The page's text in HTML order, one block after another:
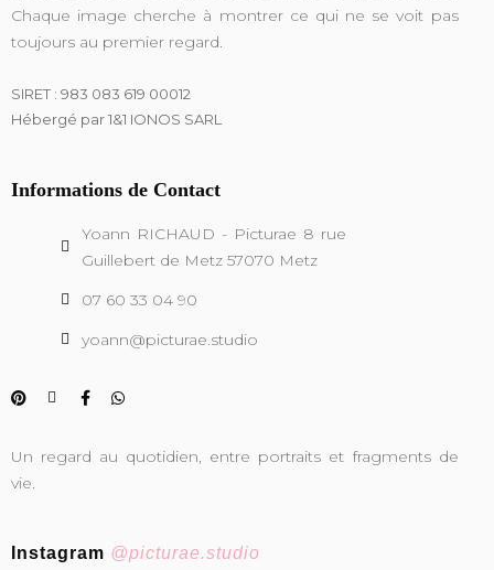
Chaque image cherche à montrer ce qui ne se voit pas
toujours au premier regard.
SIRET : 983 083 619 00012
Hébergé par 1&1 IONOS SARL
Informations de Contact
Yoann RICHAUD - Picturae 8 rue
Guillebert de Metz 57070 Metz
07 60 33 04 90
yoann@picturae.studio
Un regard au quotidien, entre portraits et fragments de
vie.
Instagram @picturae.studio